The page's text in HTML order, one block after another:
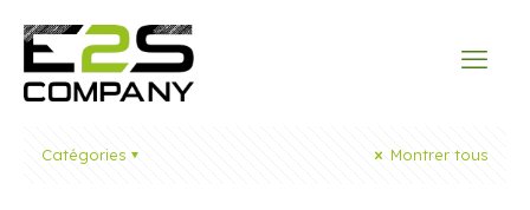
Catégories Montrer tous